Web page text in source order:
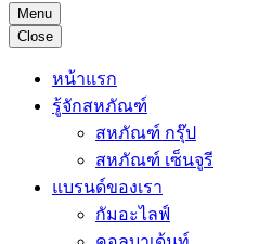
Menu
Close
หน้าแรก
รู้จักสหภัณฑ์
สหภัณฑ์ กรุ๊ป
สหภัณฑ์ เซ็นจูรี
แบรนด์ของเรา
กัมอะไลฟ์